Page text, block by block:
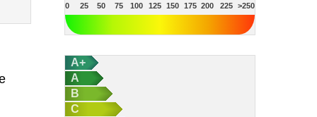
0 25 50 75 100 125 150 175 200 225 >250
A+
A
B
C